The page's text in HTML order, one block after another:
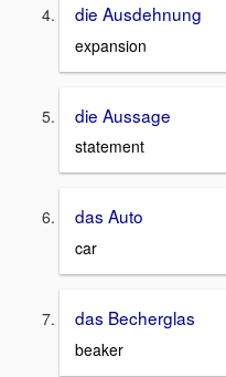
die Ausdehnung
expansion
die Aussage
statement
das Auto
car
das Becherglas
beaker